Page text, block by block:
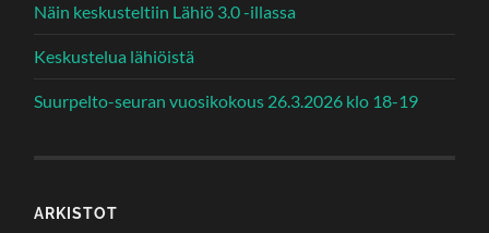
Näin keskusteltiin Lähiö 3.0 -illassa
Keskustelua lähiöistä
Suurpelto-seuran vuosikokous 26.3.2026 klo 18-19
ARKISTOT